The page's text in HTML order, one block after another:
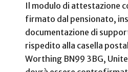
Il modulo di attestazione
firmato dal pensionato,
documentazione di
rispedito alla casella
Worthing BN99 3BG,